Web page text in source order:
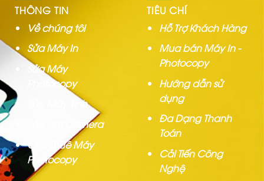
THÔNG TIN
Về chúng tôi
Sửa Máy In
Sửa Máy
Photocopy
Sửa Máy Tính
Lắp đặt Camera
Cho Thuê Máy
Photocopy
TIÊU CHÍ
Hỗ Trợ Khách Hàng
Mua bán Máy In -
Photocopy
Hướng dẫn sử
dụng
Đa Dạng Thanh
Toán
Cải Tiến Công
Nghệ